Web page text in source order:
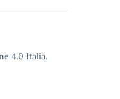
4.0 Italia.